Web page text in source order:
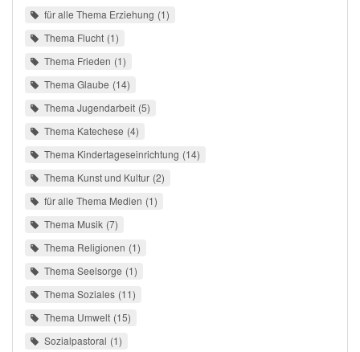
für alle Thema Erziehung 1
Thema Flucht 1
Thema Frieden 1
Thema Glaube 14
Thema Jugendarbeit 5
Thema Katechese 4
Thema Kindertageseinrichtung 14
Thema Kunst und Kultur 2
für alle Thema Medien 1
Thema Musik 7
Thema Religionen 1
Thema Seelsorge 1
Thema Soziales 11
Thema Umwelt 15
Sozialpastoral 1